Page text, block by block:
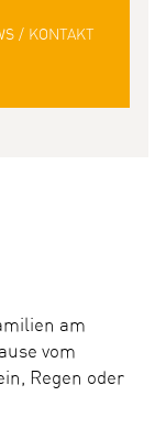
/ KONTAKT
am
vom
Regen oder